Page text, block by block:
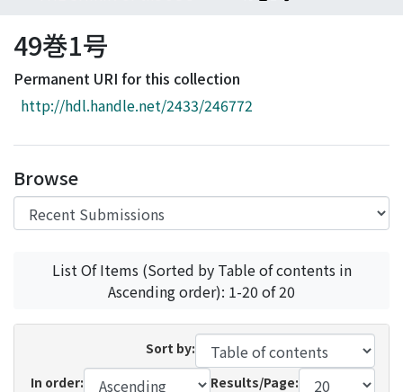
Browse
Download Ranking
Access Statistics
49巻1号
Permanent URI for this collection
http://hdl.handle.net/2433/246772
Browse
List Of Items (Sorted by Table of contents in
Ascending order): 1-20 of 20
Sort by:
In order:
Results/Page: